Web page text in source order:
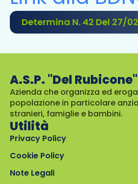
Determina N. 42 Del 27/
A.S.P. "Del Rubicone"
Azienda che organizza ed
popolazione in particolare
stranieri, famiglie e bambini.
Utilità
Privacy Policy
Cookie Policy
Note Legali